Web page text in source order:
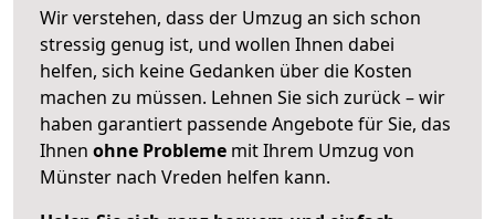
Wir verstehen, dass der Umzug an sich schon
stressig genug ist, und wollen Ihnen dabei
helfen, sich keine Gedanken über die Kosten
machen zu müssen. Lehnen Sie sich zurück – wir
haben garantiert passende Angebote für Sie, das
Ihnen ohne Probleme mit Ihrem Umzug von
Münster nach Vreden helfen kann.